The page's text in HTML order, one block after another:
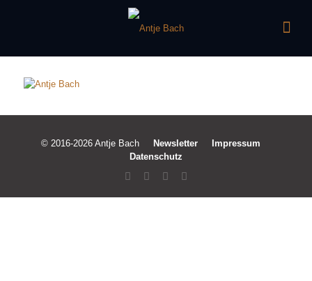
© 2016-2026 Antje Bach Newsletter
Impressum
Datenschutz